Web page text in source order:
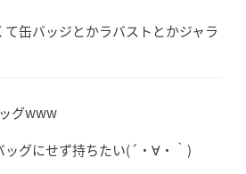
缶バッジとかラバストとかジャラ
グwww
グにせず持ちたい(´・∀・｀)